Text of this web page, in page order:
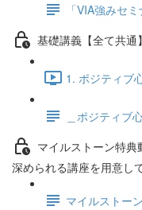
「VIA強みセ
基礎講義【全て共通
1. ポジティブ
＿ポジティブ
マイルストーン特
深められる講座を用意し
マイルストー